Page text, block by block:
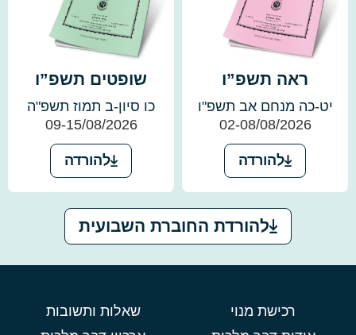
ראה תשפ”ו
יט-כה מנחם אב תשפ"ו
02-08/08/2026
להורדה
שופטים תשפ”ו
כו סיון-ב תמוז תשפ"ה
09-15/08/2026
להורדה
להורדת החוברת השבועית
רכישת מנוי
שאלות ותשובות